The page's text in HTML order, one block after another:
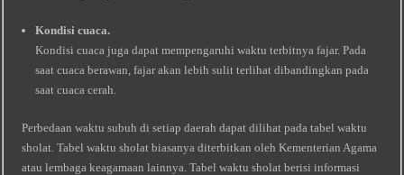
Kondisi cuaca.
Kondisi cuaca juga dapat mempengaruhi waktu terbitnya fajar. Pada
saat cuaca berawan, fajar akan lebih sulit terlihat dibandingkan pada
saat cuaca cerah.
Perbedaan waktu subuh di setiap daerah dapat dilihat pada tabel waktu
sholat. Tabel waktu sholat biasanya diterbitkan oleh Kementerian Agama
atau lembaga keagamaan lainnya. Tabel waktu sholat berisi informasi